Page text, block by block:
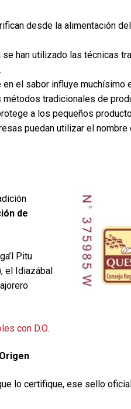
desde la alimentación
se han utilizado las técnicas
el sabor influye muchísimo
tradicionales de
a los pequeños
puedan utilizar el nombre
de
Pitu
el Idiazábal
con D.O.
lo certifique, ese sello